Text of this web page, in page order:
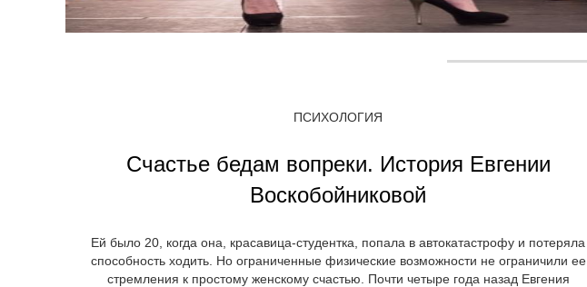
ПСИХОЛОГИЯ
Счастье бедам вопреки. История Евгении
Воскобойниковой
Ей было 20, когда она, красавица-студентка, попала в автокатастрофу и потеряла
способность ходить. Но ограниченные физические возможности не ограничили ее
стремления к простому женскому счастью. Почти четыре года назад Евгения